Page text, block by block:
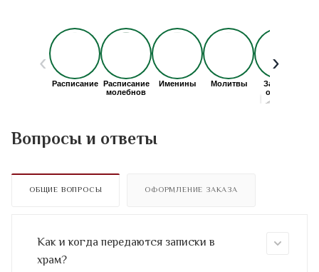
Вопросы и ответы
ОБЩИЕ ВОПРОСЫ ОФОРМЛЕНИЕ ЗАКАЗА
Как и когда передаются записки в
храм?